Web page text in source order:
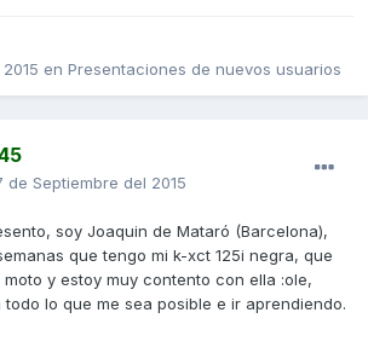
en Presentaciones de nuevos usuarios
de Septiembre del 2015
soy Joaquin de Mataró (Barcelona),
que tengo mi k-xct 125i negra, que
moto y estoy muy contento con ella :ole,
lo que me sea posible e ir aprendiendo.